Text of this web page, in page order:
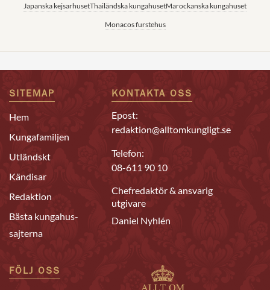
Japanska kejsarhusetThailändska kungahusetMarockanska kungahuset
Monacos furstehus
SITEMAP
Hem
Kungafamiljen
Utländskt
Kändisar
Redaktion
Bästa kungahus-
sajterna
KONTAKTA OSS
Epost:
redaktion@alltomkungligt.se
Telefon:
08-611 90 10
Chefredaktör & ansvarig
utgivare
Daniel Nyhlén
FÖLJ OSS